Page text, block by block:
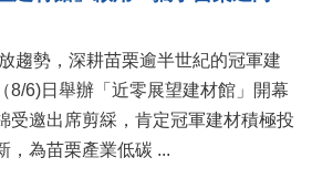
趨勢，深耕苗栗逾半世紀的冠軍建
8/6)日舉辦「近零展望建材館」開幕
受邀出席剪綵，肯定冠軍建材積極投
入綠色研發及永續創新，為苗栗產業低碳 ...